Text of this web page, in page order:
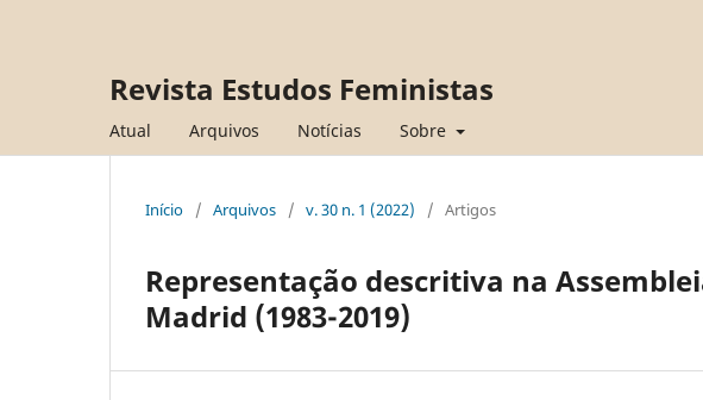
Revista Estudos Feministas
Atual Arquivos Notícias Sobre
Início / Arquivos / v. 30 n. 1 (2022) / Artigos
Representação descritiva na
Madrid (1983-2019)